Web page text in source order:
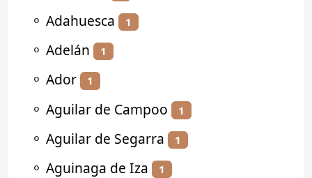
⚬ Adahuesca 1
⚬ Adelán 1
⚬ Ador 1
⚬ Aguilar de Campoo 1
⚬ Aguilar de Segarra 1
⚬ Aguinaga de Iza 1